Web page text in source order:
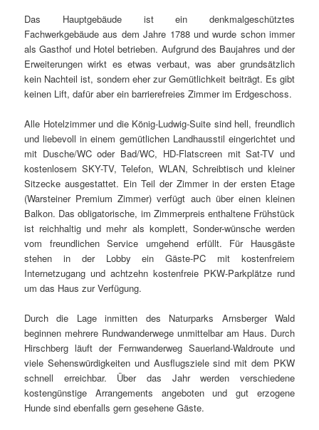
Das Hauptgebäude ist ein denkmalgeschütztes
Fachwerkgebäude aus dem Jahre 1788 und wurde schon immer
als Gasthof und Hotel betrieben. Aufgrund des Baujahres und der
Erweiterungen wirkt es etwas verbaut, was aber grundsätzlich
kein Nachteil ist, sondern eher zur Gemütlichkeit beiträgt. Es gibt
keinen Lift, dafür aber ein barrierefreies Zimmer im Erdgeschoss.
Alle Hotelzimmer und die König-Ludwig-Suite sind hell, freundlich
und liebevoll in einem gemütlichen Landhausstil eingerichtet und
mit Dusche/WC oder Bad/WC, HD-Flatscreen mit Sat-TV und
kostenlosem SKY-TV, Telefon, WLAN, Schreibtisch und kleiner
Sitzecke ausgestattet. Ein Teil der Zimmer in der ersten Etage
(Warsteiner Premium Zimmer) verfügt auch über einen kleinen
Balkon. Das obligatorische, im Zimmerpreis enthaltene Frühstück
ist reichhaltig und mehr als komplett, Sonder-wünsche werden
vom freundlichen Service umgehend erfüllt. Für Hausgäste
stehen in der Lobby ein Gäste-PC mit kostenfreiem
Internetzugang und achtzehn kostenfreie PKW-Parkplätze rund
um das Haus zur Verfügung.
Durch die Lage inmitten des Naturparks Arnsberger Wald
beginnen mehrere Rundwanderwege unmittelbar am Haus. Durch
Hirschberg läuft der Fernwanderweg Sauerland-Waldroute und
viele Sehenswürdigkeiten und Ausflugsziele sind mit dem PKW
schnell erreichbar. Über das Jahr werden verschiedene
kostengünstige Arrangements angeboten und gut erzogene
Hunde sind ebenfalls gern gesehene Gäste.